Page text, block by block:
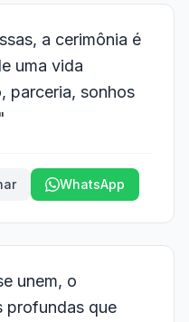
a cerimônia é
uma vida
parceria, sonhos
WhatsApp
unem, o
profundas que